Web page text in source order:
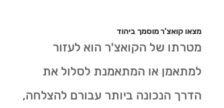
מצאו קואצ'ר מוסמך ביהוד
מטרתו של הקואצ'ר הוא לעזור
למתאמן או המתאמנת לסלול את
הדרך הנכונה ביותר עבורם להצלחה,